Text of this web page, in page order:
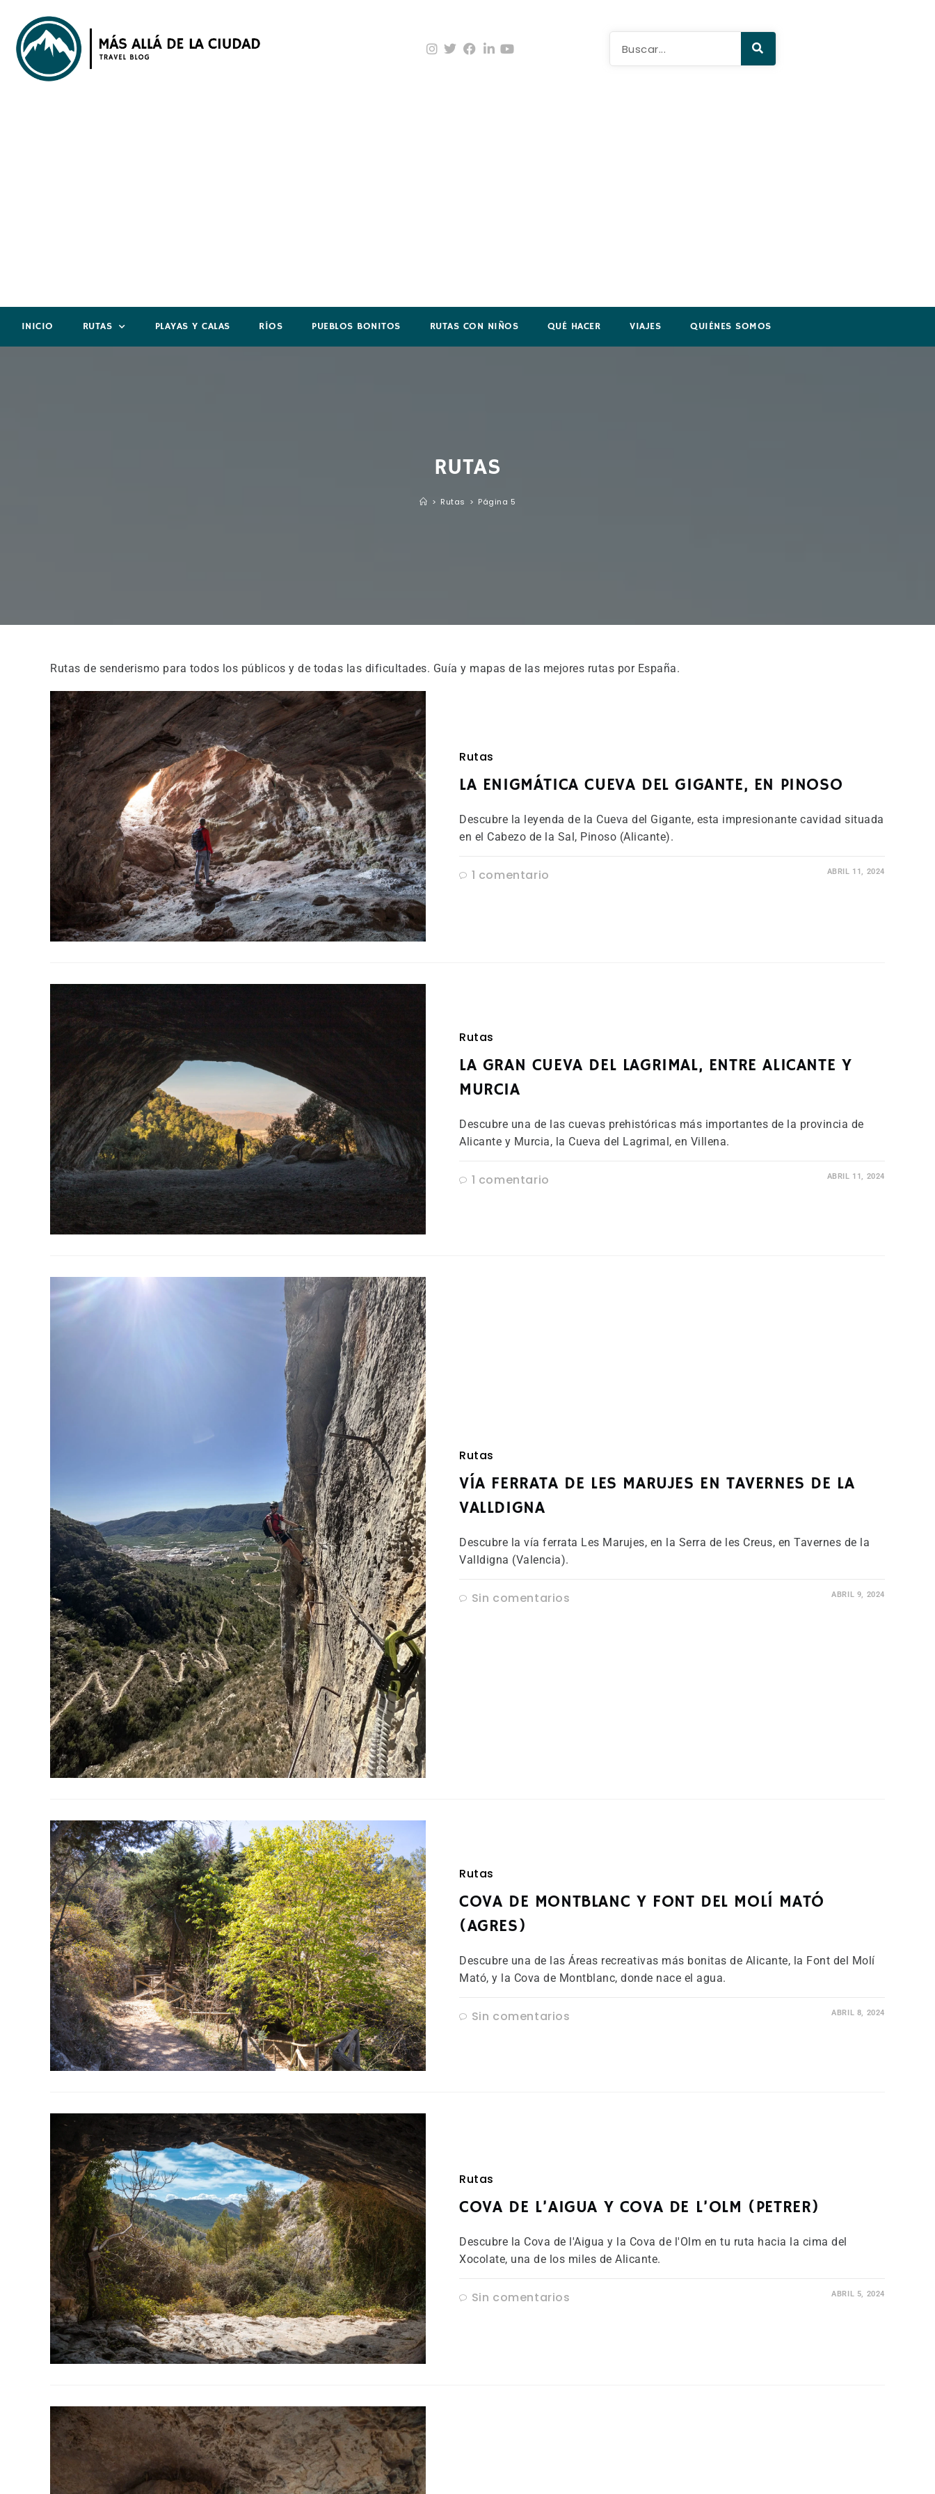
INICIO RUTAS PLAYAS Y CALAS RÍOS PUEBLOS BONITOS RUTAS CON NIÑOS QUÉ HACER VIAJES QUIÉNES SOMOS
RUTAS
> Rutas > Página 5
Rutas de senderismo para todos los públicos y de todas las dificultades. Guía y mapas de las mejores rutas por España.
Rutas
LA ENIGMÁTICA CUEVA DEL GIGANTE, EN PINOSO
Descubre la leyenda de la Cueva del Gigante, esta impresionante cavidad situada
en el Cabezo de la Sal, Pinoso (Alicante).
1 comentario ABRIL 11, 2024
Rutas
LA GRAN CUEVA DEL LAGRIMAL, ENTRE ALICANTE Y
MURCIA
Descubre una de las cuevas prehistóricas más importantes de la provincia de
Alicante y Murcia, la Cueva del Lagrimal, en Villena.
1 comentario ABRIL 11, 2024
Rutas
VÍA FERRATA DE LES MARUJES EN TAVERNES DE LA
VALLDIGNA
Descubre la vía ferrata Les Marujes, en la Serra de les Creus, en Tavernes de la
Valldigna (Valencia).
Sin comentarios ABRIL 9, 2024
Rutas
COVA DE MONTBLANC Y FONT DEL MOLÍ MATÓ
(AGRES)
Descubre una de las Áreas recreativas más bonitas de Alicante, la Font del Molí
Mató, y la Cova de Montblanc, donde nace el agua.
Sin comentarios ABRIL 8, 2024
Rutas
COVA DE L’AIGUA Y COVA DE L’OLM (PETRER)
Descubre la Cova de l'Aigua y la Cova de l'Olm en tu ruta hacia la cima del
Xocolate, una de los miles de Alicante.
Sin comentarios ABRIL 5, 2024